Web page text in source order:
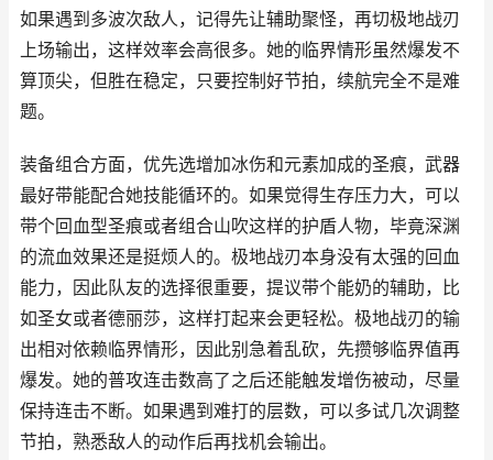
如果遇到多波次敌人，记得先让辅助聚怪，再切极地战刃
上场输出，这样效率会高很多。她的临界情形虽然爆发不
算顶尖，但胜在稳定，只要控制好节拍，续航完全不是难
题。
装备组合方面，优先选增加冰伤和元素加成的圣痕，武器
最好带能配合她技能循环的。如果觉得生存压力大，可以
带个回血型圣痕或者组合山吹这样的护盾人物，毕竟深渊
的流血效果还是挺烦人的。极地战刃本身没有太强的回血
能力，因此队友的选择很重要，提议带个能奶的辅助，比
如圣女或者德丽莎，这样打起来会更轻松。极地战刃的输
出相对依赖临界情形，因此别急着乱砍，先攒够临界值再
爆发。她的普攻连击数高了之后还能触发增伤被动，尽量
保持连击不断。如果遇到难打的层数，可以多试几次调整
节拍，熟悉敌人的动作后再找机会输出。